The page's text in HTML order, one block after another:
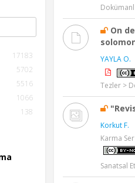
17183
5702
5516
1066
138
On
YAYLA O.
Tezler >
Korkut F.
Karma
Sanatsal